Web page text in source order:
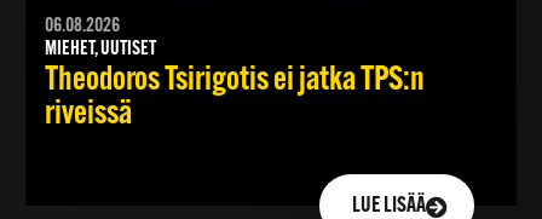
06.08.2026
MIEHET, UUTISET
Theodoros Tsirigotis ei jatka TPS:n
riveissä
LUE LISÄÄ